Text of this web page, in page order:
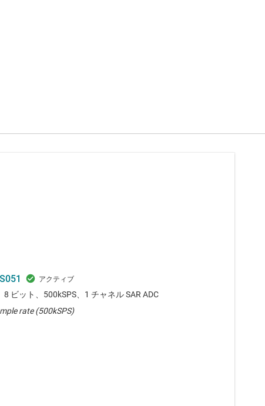
8 ビット、500kSPS、1 チャネル SAR ADC
rate (500kSPS)